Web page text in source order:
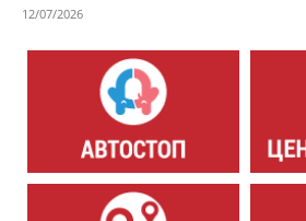
12/07/2026